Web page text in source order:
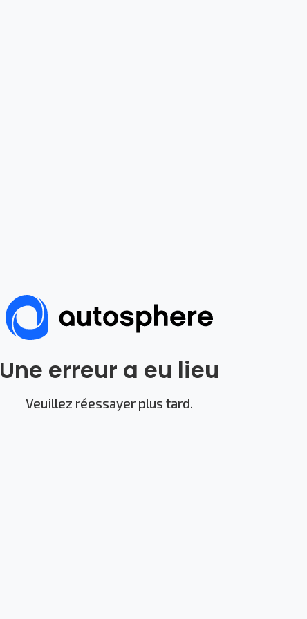
Une erreur a eu lieu
Veuillez réessayer plus tard.